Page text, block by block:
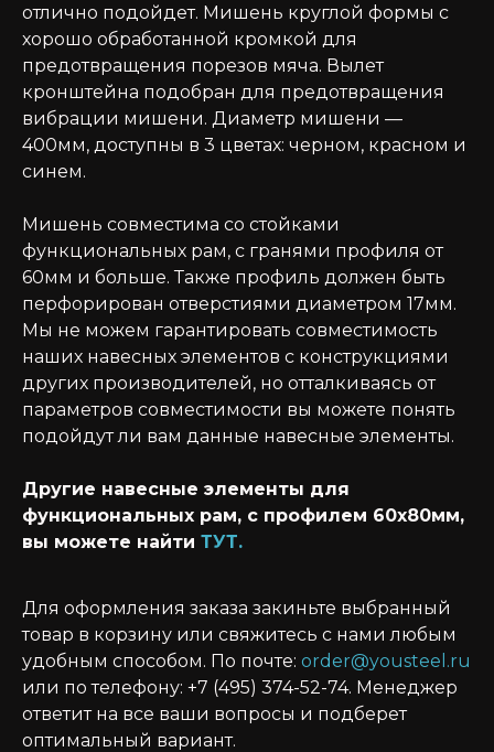
отлично подойдет. Мишень круглой формы с
хорошо обработанной кромкой для
предотвращения порезов мяча. Вылет
кронштейна подобран для предотвращения
вибрации мишени. Диаметр мишени —
400мм, доступны в 3 цветах: черном, красном и
синем.
Мишень совместима со стойками
функциональных рам, с гранями профиля от
60мм и больше. Также профиль должен быть
перфорирован отверстиями диаметром 17мм.
Мы не можем гарантировать совместимость
наших навесных элементов с конструкциями
других производителей, но отталкиваясь от
параметров совместимости вы можете понять
подойдут ли вам данные навесные элементы.
Другие навесные элементы для
функциональных рам, с профилем 60х80мм,
вы можете найти ТУТ.
Для оформления заказа закиньте выбранный
товар в корзину или свяжитесь с нами любым
удобным способом. По почте: order@yousteel.ru
или по телефону: +7 (495) 374-52-74. Менеджер
ответит на все ваши вопросы и подберет
оптимальный вариант.